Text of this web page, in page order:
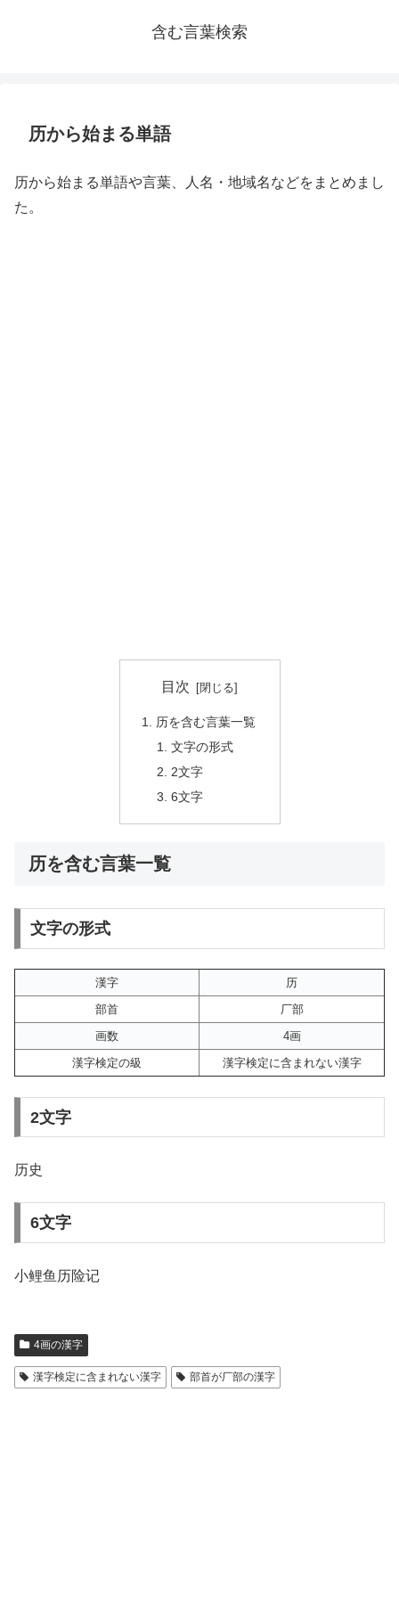
含む言葉検索
历から始まる単語
历から始まる単語や言葉、人名・地域名などをまとめまし
た。
目次
历を含む言葉一覧
文字の形式
2文字
6文字
历を含む言葉一覧
文字の形式
漢字
历
部首
厂部
画数
4画
漢字検定の級
漢字検定に含まれない漢字
2文字
历史
6文字
小鲤鱼历险记
4画の漢字
漢字検定に含まれない漢字 部首が厂部の漢字